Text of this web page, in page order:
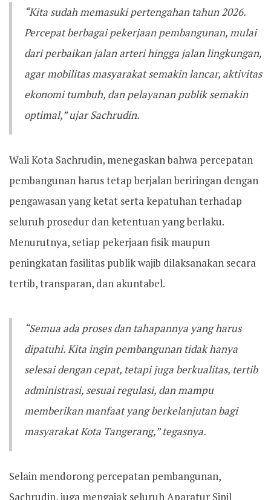
“Kita sudah memasuki pertengahan tahun 2026.
Percepat berbagai pekerjaan pembangunan, mulai
dari perbaikan jalan arteri hingga jalan lingkungan,
agar mobilitas masyarakat semakin lancar, aktivitas
ekonomi tumbuh, dan pelayanan publik semakin
optimal,” ujar Sachrudin.
Wali Kota Sachrudin, menegaskan bahwa percepatan
pembangunan harus tetap berjalan beriringan dengan
pengawasan yang ketat serta kepatuhan terhadap
seluruh prosedur dan ketentuan yang berlaku.
Menurutnya, setiap pekerjaan fisik maupun
peningkatan fasilitas publik wajib dilaksanakan secara
tertib, transparan, dan akuntabel.
“Semua ada proses dan tahapannya yang harus
dipatuhi. Kita ingin pembangunan tidak hanya
selesai dengan cepat, tetapi juga berkualitas, tertib
administrasi, sesuai regulasi, dan mampu
memberikan manfaat yang berkelanjutan bagi
masyarakat Kota Tangerang,” tegasnya.
Selain mendorong percepatan pembangunan,
Sachrudin, juga mengajak seluruh Aparatur Sipil